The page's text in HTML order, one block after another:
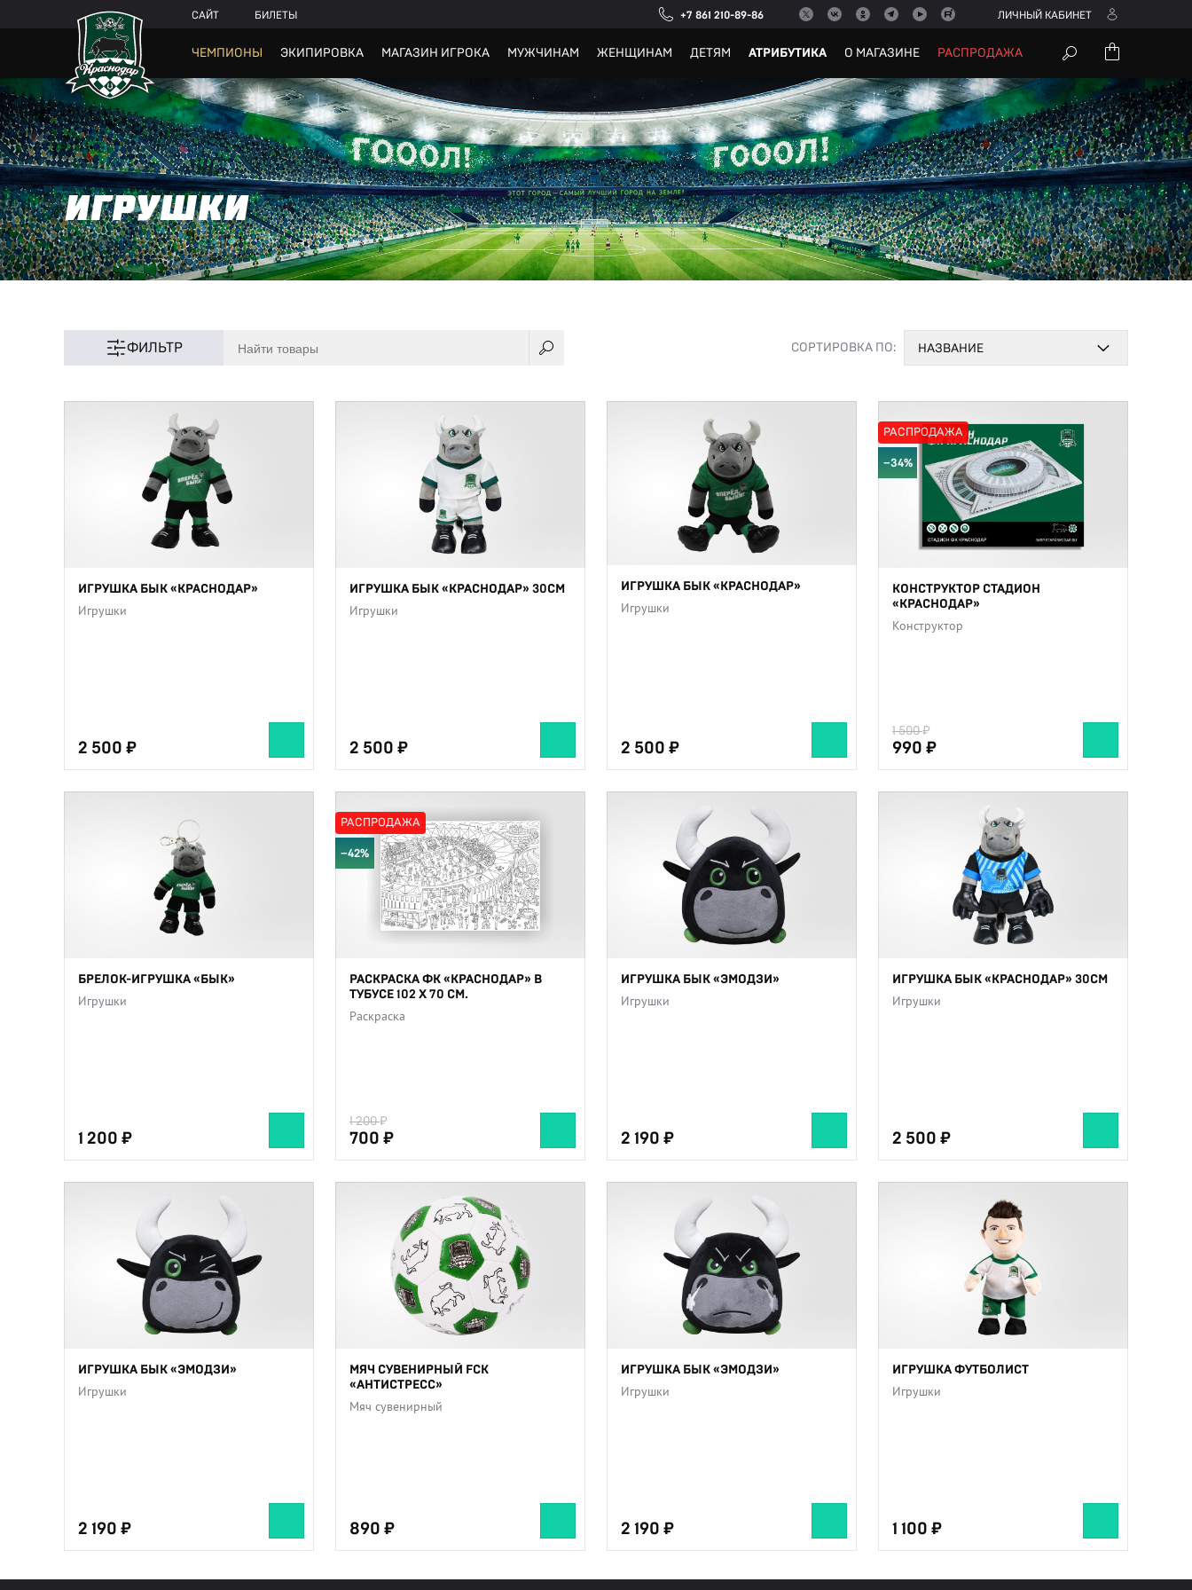
САЙТ БИЛЕТЫ +7 861 210-89-86 ЛИЧНЫЙ КАБИНЕТ
ЧЕМПИОНЫ ЭКИПИРОВКА МАГАЗИН ИГРОКА МУЖЧИНАМ ЖЕНЩИНАМ ДЕТЯМ АТРИБУТИКА О МАГАЗИНЕ РАСПРОДАЖА
ИГРУШКИ
ФИЛЬТР СОРТИРОВКА ПО: НАЗВАНИЕ
ИГРУШКА БЫК «КРАСНОДАР»
Игрушки
2 500
ИГРУШКА БЫК «КРАСНОДАР» 30СМ
Игрушки
2 500
ИГРУШКА БЫК «КРАСНОДАР»
Игрушки
2 500
РАСПРОДАЖА
−34%
КОНСТРУКТОР СТАДИОН
«КРАСНОДАР»
Конструктор
1 500
990
БРЕЛОК-ИГРУШКА «БЫК»
Игрушки
1 200
РАСПРОДАЖА
−42%
РАСКРАСКА ФК «КРАСНОДАР» В
ТУБУСЕ 102 Х 70 СМ.
Раскраска
1 200
700
ИГРУШКА БЫК «ЭМОДЗИ»
Игрушки
2 190
ИГРУШКА БЫК «КРАСНОДАР» 30СМ
Игрушки
2 500
ИГРУШКА БЫК «ЭМОДЗИ»
Игрушки
2 190
МЯЧ СУВЕНИРНЫЙ FCK
«АНТИСТРЕСС»
Мяч сувенирный
890
ИГРУШКА БЫК «ЭМОДЗИ»
Игрушки
2 190
ИГРУШКА ФУТБОЛИСТ
Игрушки
1 100